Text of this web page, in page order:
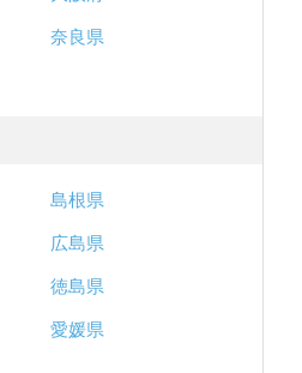
奈良県
島根県
広島県
徳島県
愛媛県